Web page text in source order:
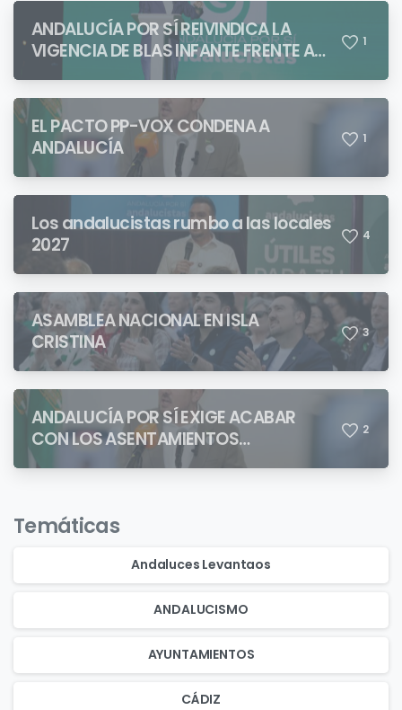
ANDALUCÍA POR SÍ REIVINDICA LA
VIGENCIA DE BLAS INFANTE FRENTE A
QUIENES PRETENDEN NEGAR LA
IDENTIDAD ANDALUZA
1
EL PACTO PP-VOX CONDENA A
ANDALUCÍA
1
Los andalucistas rumbo a las locales
2027
4
ASAMBLEA NACIONAL EN ISLA
CRISTINA
3
ANDALUCÍA POR SÍ EXIGE ACABAR
CON LOS ASENTAMIENTOS
CHABOLISTAS
2
Temáticas
Andaluces Levantaos
ANDALUCISMO
AYUNTAMIENTOS
CÁDIZ